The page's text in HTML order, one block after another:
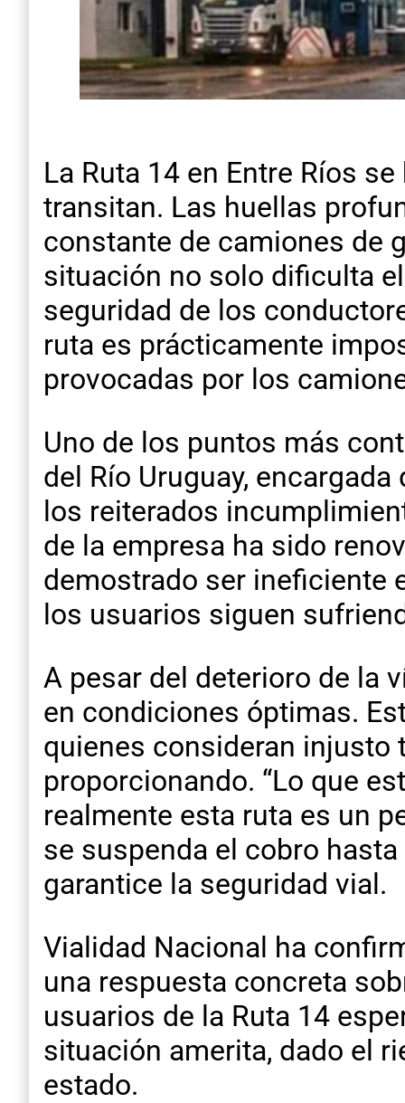
La Ruta 14 en Entre Ríos
transitan. Las huellas
constante de camiones de
situación no solo dificulta
seguridad de los
ruta es prácticamente
provocadas por los
Uno de los puntos más
del Río Uruguay,
los reiterados
de la empresa ha sido
demostrado ser ineficiente
los usuarios siguen
A pesar del deterioro de la
en condiciones óptimas.
quienes consideran injusto
proporcionando. “Lo que
realmente esta ruta es un
se suspenda el cobro
garantice la seguridad vial.
Vialidad Nacional ha
una respuesta concreta
usuarios de la Ruta 14
situación amerita, dado el
estado.